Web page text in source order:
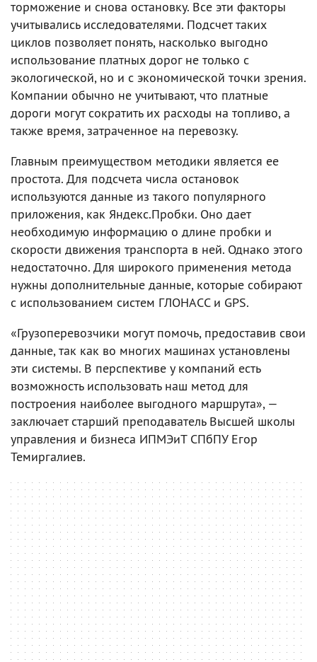
торможение и снова остановку. Все эти факторы
учитывались исследователями. Подсчет таких
циклов позволяет понять, насколько выгодно
использование платных дорог не только с
экологической, но и с экономической точки зрения.
Компании обычно не учитывают, что платные
дороги могут сократить их расходы на топливо, а
также время, затраченное на перевозку.
Главным преимуществом методики является ее
простота. Для подсчета числа остановок
используются данные из такого популярного
приложения, как Яндекс.Пробки. Оно дает
необходимую информацию о длине пробки и
скорости движения транспорта в ней. Однако этого
недостаточно. Для широкого применения метода
нужны дополнительные данные, которые собирают
с использованием систем ГЛОНАСС и GPS.
«Грузоперевозчики могут помочь, предоставив свои
данные, так как во многих машинах установлены
эти системы. В перспективе у компаний есть
возможность использовать наш метод для
построения наиболее выгодного маршрута», —
заключает старший преподаватель Высшей школы
управления и бизнеса ИПМЭиТ СПбПУ Егор
Темиргалиев.